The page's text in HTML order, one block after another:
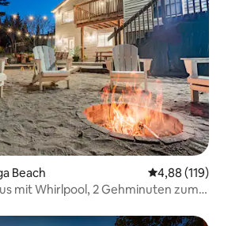
Beach
4,88 (119)
mit Whirlpool, 2 Gehminuten zum